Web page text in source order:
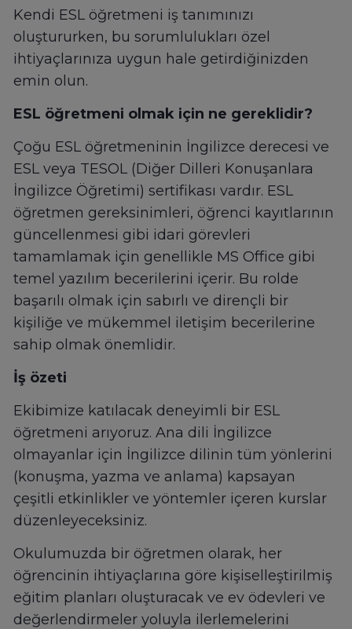
Kendi ESL öğretmeni iş tanımınızı
oluştururken, bu sorumlulukları özel
ihtiyaçlarınıza uygun hale getirdiğinizden
emin olun.
ESL öğretmeni olmak için ne gereklidir?
Çoğu ESL öğretmeninin İngilizce derecesi ve
ESL veya TESOL (Diğer Dilleri Konuşanlara
İngilizce Öğretimi) sertifikası vardır. ESL
öğretmen gereksinimleri, öğrenci kayıtlarının
güncellenmesi gibi idari görevleri
tamamlamak için genellikle MS Office gibi
temel yazılım becerilerini içerir. Bu rolde
başarılı olmak için sabırlı ve dirençli bir
kişiliğe ve mükemmel iletişim becerilerine
sahip olmak önemlidir.
İş özeti
Ekibimize katılacak deneyimli bir ESL
öğretmeni arıyoruz. Ana dili İngilizce
olmayanlar için İngilizce dilinin tüm yönlerini
(konuşma, yazma ve anlama) kapsayan
çeşitli etkinlikler ve yöntemler içeren kurslar
düzenleyeceksiniz.
Okulumuzda bir öğretmen olarak, her
öğrencinin ihtiyaçlarına göre kişiselleştirilmiş
eğitim planları oluşturacak ve ev ödevleri ve
değerlendirmeler yoluyla ilerlemelerini